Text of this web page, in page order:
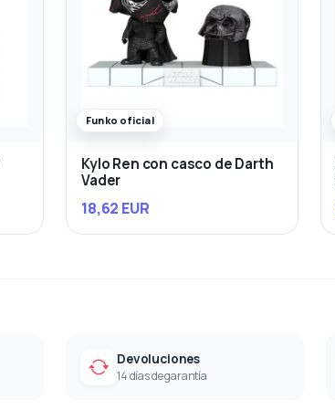
Funko oficial
Kylo Ren con casco de Darth
Vader
18,62 EUR
Devoluciones
14 días de garantía